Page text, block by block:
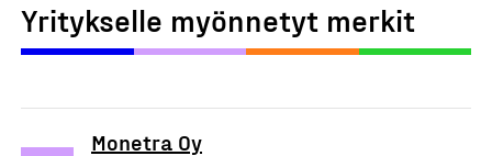
Yritykselle myönnetyt merkit
Monetra Oy